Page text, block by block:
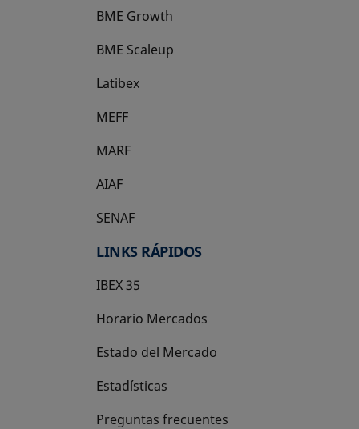
BME Growth
se abre en una pestaña nueva
BME Scaleup
se abre en una pestaña nueva
Latibex
se abre en una pestaña nueva
MEFF
se abre en una pestaña nueva
MARF
AIAF
SENAF
LINKS RÁPIDOS
IBEX 35
Horario Mercados
Estado del Mercado
Estadísticas
Preguntas frecuentes